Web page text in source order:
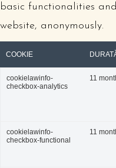
basic functionalities
website, anonymously.
COOKIE
cookielawinfo-
checkbox-analytics
11
cookielawinfo-
checkbox-functional
11